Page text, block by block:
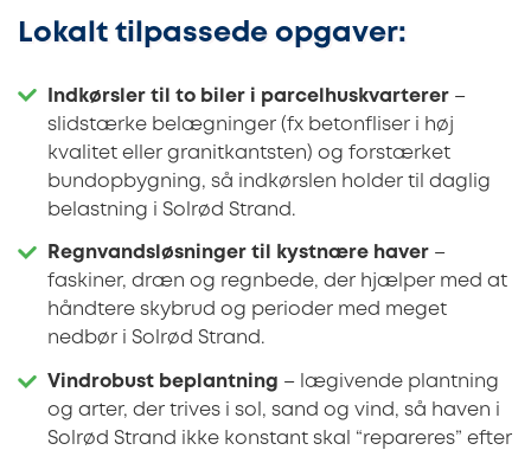
Lokalt tilpassede opgaver:
Indkørsler til to biler i parcelhuskvarterer –
slidstærke belægninger (fx betonfliser i høj
kvalitet eller granitkantsten) og forstærket
bundopbygning, så indkørslen holder til daglig
belastning i Solrød Strand.
Regnvandsløsninger til kystnære haver –
faskiner, dræn og regnbede, der hjælper med at
håndtere skybrud og perioder med meget
nedbør i Solrød Strand.
Vindrobust beplantning – lægivende plantning
og arter, der trives i sol, sand og vind, så haven i
Solrød Strand ikke konstant skal “repareres” efter